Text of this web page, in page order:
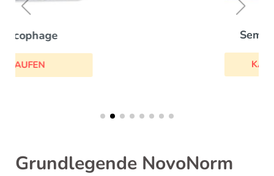
Grundlegende NovoNorm